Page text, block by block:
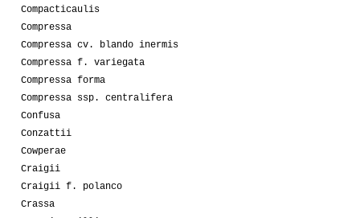
Compacticaulis
Compressa
Compressa cv. blando inermis
Compressa f. variegata
Compressa forma
Compressa ssp. centralifera
Confusa
Conzattii
Cowperae
Craigii
Craigii f. polanco
Crassa